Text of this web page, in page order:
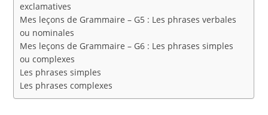
exclamatives
Mes leçons de Grammaire – G5 : Les phrases verbales
ou nominales
Mes leçons de Grammaire – G6 : Les phrases simples
ou complexes
Les phrases simples
Les phrases complexes